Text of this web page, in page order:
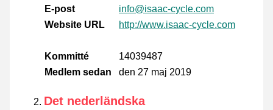
E-post
info@isaac-cycle.com
Website URL
http://www.isaac-cycle.com
Kommitté
14039487
Medlem sedan
den 27 maj 2019
Det nederländska